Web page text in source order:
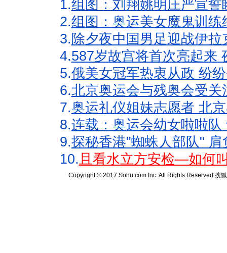
1.组图：刘翔姚明庄严宣
2.组图：奥运美女魔鬼训
3. 除夕夜中国男足迎战伊
4.587岁故宫将首次亮起来
5.俄美女冠军热衷从政 纷
6.北京奥运会与残奥会受
7.奥运礼仪姐妹志愿者 北
8.连载：奥运会幼女啦啦
9.探秘香港"蜘蛛人部队"
10.且看水立方安检—如何
Copyright © 2017 Sohu.com Inc. All Rights Reserved.搜